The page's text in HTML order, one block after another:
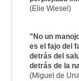
(Elie Wiesel)
"No un
es el fajo del
detrás del
detrás de la
(Miguel de